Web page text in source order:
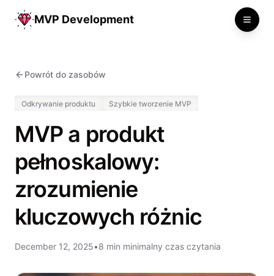
MVP Development
Powrót do zasobów
Odkrywanie produktu Szybkie tworzenie MVP
MVP a produkt
pełnoskalowy:
zrozumienie
kluczowych różnic
December 12, 2025•8 min minimalny czas czytania